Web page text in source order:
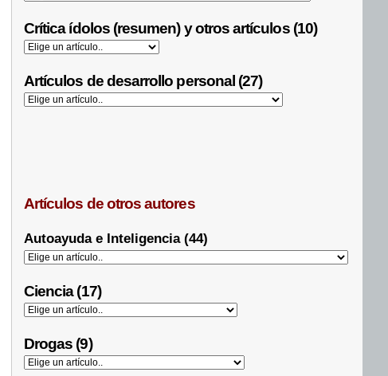
Crítica ídolos (resumen) y otros artículos (10)
Artículos de desarrollo personal (27)
Artículos de otros autores
Autoayuda e Inteligencia (44)
Ciencia (17)
Drogas (9)